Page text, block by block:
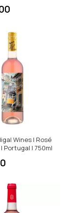
Wines | Rosé
Portugal | 750ml